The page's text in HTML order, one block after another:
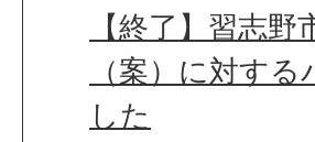
【終了】習志
（案）に対す
した